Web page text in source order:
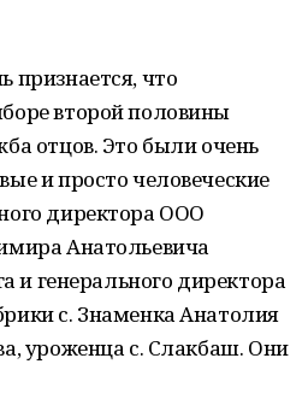
признается, что
второй половины
отцов. Это были очень
и просто человеческие
директора ООО
Анатольевича
и генерального директора
с. Знаменка Анатолия
уроженца с. Слакбаш. Они